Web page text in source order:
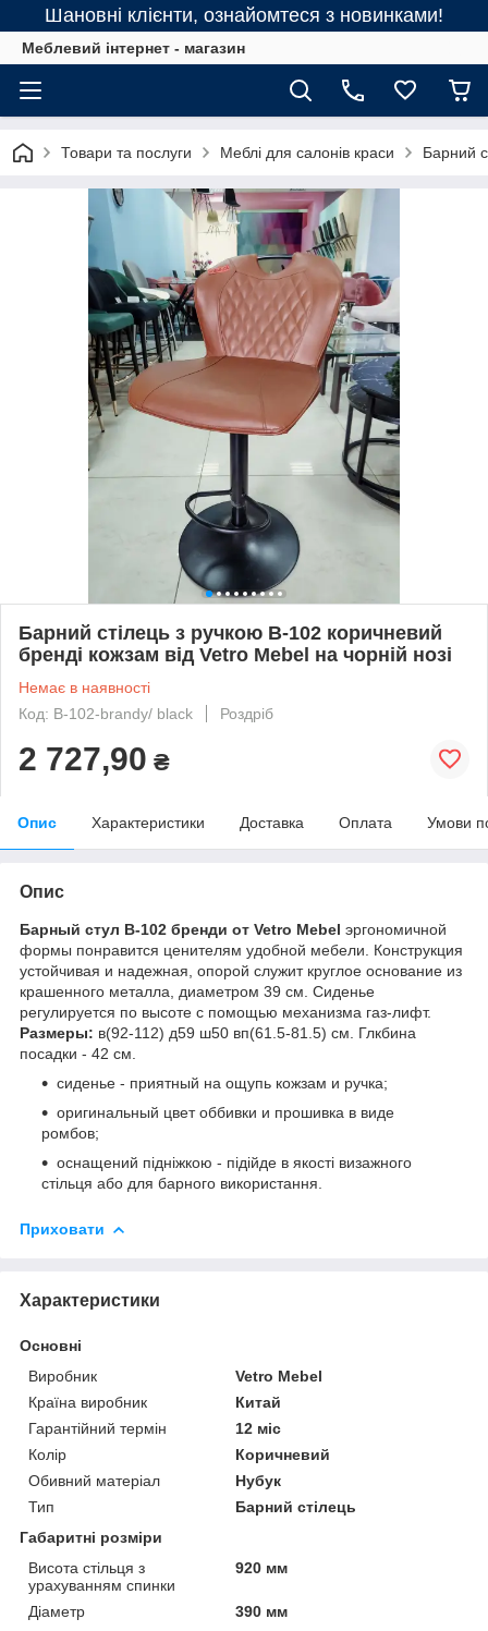
Шановні клієнти, ознайомтеся з новинками!
Меблевий інтернет - магазин
Товари та послуги Меблі для салонів краси Барний
Барний стілець з ручкою B-102 коричневий
бренді кожзам від Vetro Mebel на чорній нозі
Немає в наявності
Код: B-102-brandy/ black
Роздріб
2 727,90 ₴
Опис Характеристики Доставка Оплата Умови
Опис
Барный стул B-102 бренди от Vetro Mebel эргономичной
формы понравится ценителям удобной мебели. Конструкция
устойчивая и надежная, опорой служит круглое основание из
крашенного металла, диаметром 39 см. Сиденье
регулируется по высоте с помощью механизма газ-лифт.
Размеры: в(92-112) д59 ш50 вп(61.5-81.5) см. Глкбина
посадки - 42 см.
сиденье - приятный на ощупь кожзам и ручка;
оригинальный цвет оббивки и прошивка в виде
ромбов;
оснащений підніжкою - підійде в якості визажного
стільця або для барного використання.
Приховати
Характеристики
Основні
Виробник
Vetro Mebel
Країна виробник
Китай
Гарантійний термін
12 міс
Колір
Коричневий
Обивний матеріал
Нубук
Тип
Барний стілець
Габаритні розміри
Висота стільця з
урахуванням спинки
920 мм
Діаметр
390 мм